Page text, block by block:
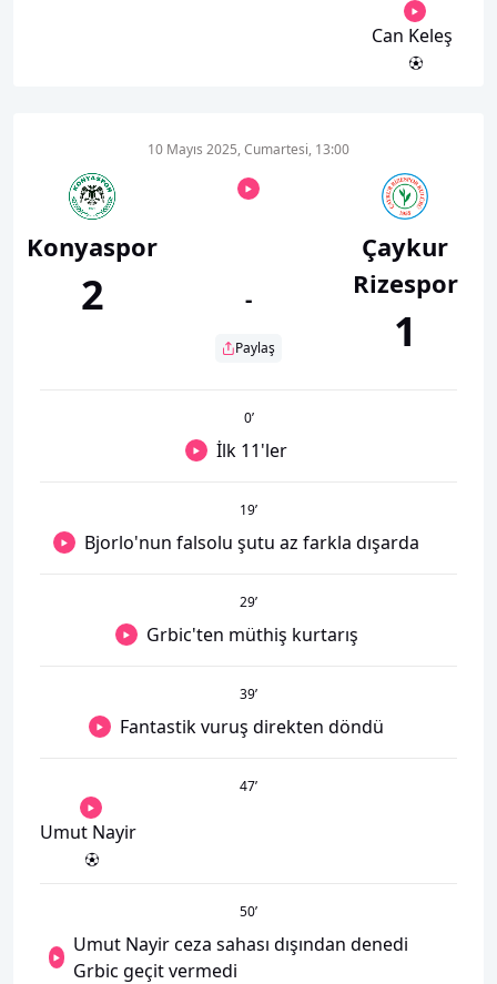
Can Keleş
Konyaspor
2
10 Mayıs 2025, Cumartesi, 13:00
-
Paylaş
Çaykur
Rizespor
1
0’
İlk 11'ler
19’
Bjorlo'nun falsolu şutu az farkla dışarda
29’
Grbic'ten müthiş kurtarış
39’
Fantastik vuruş direkten döndü
47’
Umut Nayir
50’
Umut Nayir ceza sahası dışından denedi
Grbic geçit vermedi